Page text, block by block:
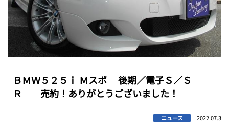
ＢＭＷ５２５ｉ Ｍスポ 後期／電子Ｓ／Ｓ
Ｒ 売約！ありがとうございました！
ニュース 2022.07.3